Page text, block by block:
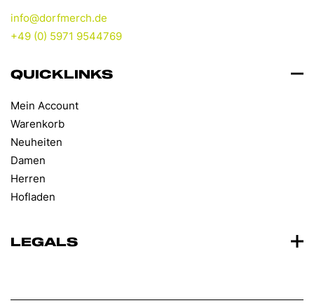
info@dorfmerch.de
+49 (0) 5971 9544769
QUICKLINKS
Mein Account
Warenkorb
Neuheiten
Damen
Herren
Hofladen
LEGALS